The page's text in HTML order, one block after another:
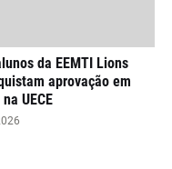
da EEMTI Lions
aprovação em
UECE